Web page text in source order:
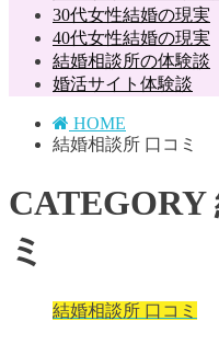
30代女性結婚の現実
40代女性結婚の現実
結婚相談所の体験談
婚活サイト体験談
HOME
結婚相談所 口コミ
CATEGORY
ミ
結婚相談所 口コミ